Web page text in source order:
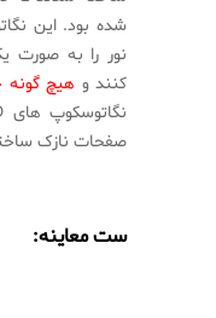
شده بود. این
نور را به
کنند و هیچ گونه
صفحات نازک
ست معاینه: